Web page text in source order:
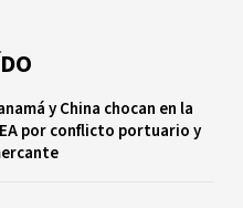
y China chocan en la
por conflicto portuario y